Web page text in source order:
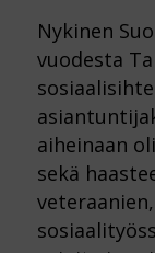
Nykinen
vuodesta
aiheinaan
sekä